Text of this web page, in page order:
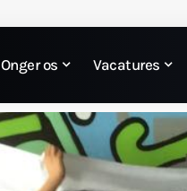
Onger os Vacatures